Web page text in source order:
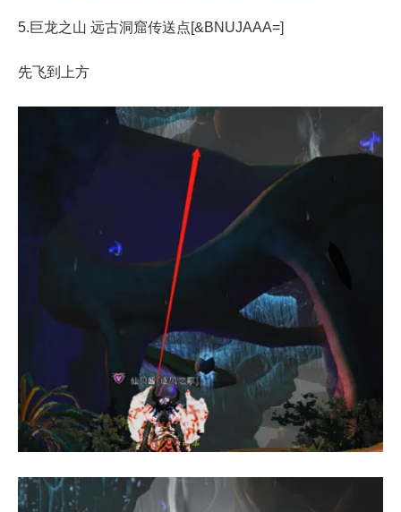
5.巨龙之山 远古洞窟传送点[&BNUJAAA=]
先飞到上方